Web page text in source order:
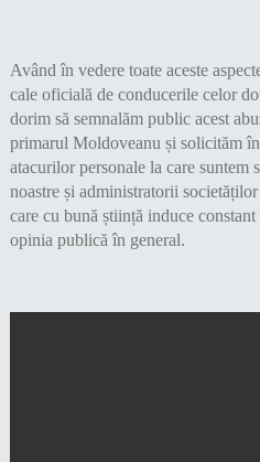
Având în vedere toate aceste
cale oficială de conducerile celor
dorim să semnalăm public acest
primarul Moldoveanu și solicităm
atacurilor personale la care
noastre și administratorii
care cu bună știință induce
opinia publică în general.